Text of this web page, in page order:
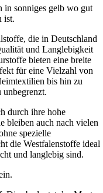
in sonniges gelb wo gut
ist.
die in Deutschland
und Langlebigkeit
bieten eine breite
für eine Vielzahl von
bis hin zu
durch ihre hohe
bleiben auch nach vielen
spezielle
die Westfalenstoffe ideal
und langlebig sind.